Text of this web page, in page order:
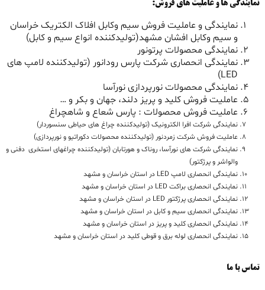
نمایندگی ها و عاملیت های فروش:
نمایندگی و عاملیت فروش سیم وکابل افلاک الکتریک خراسان
و سیم وکابل افشان مشهد(تولیدکننده انواع سیم و کابل)
نمایندگی محصولات پرتونور
نمایندگی انحصاری شرکت پارس رودانور (تولیدکننده لامپ های
LED)
نمایندگی محصولات نورپردازی نورآسا
عاملیت فروش کلید و پریز دلند، جهان و بکر و …
عاملیت فروش محصولات : پارس شعاع و شاهچراغ
نمایندگی شرکت افرا الکترونیک (تولیدکننده چراغ های حیاطی سنسوردار)
عاملیت فروش شرکت زمردنور (تولیدکننده محصولات دکوراتیو و نورپردازی)
نمایندگی شرکت های نورآسا، روناک و هورتابان (تولیدکننده چراغهای استخری دفنی و
والواشر و پرژکتور)
نمایندگی انحصاری لامپ LED در استان خراسان و مشهد
نمایندگی انحصاری براکت LED در استان خراسان و مشهد
نمایندگی انحصاری پرژکتور LED در استان خراسان و مشهد
نمایندگی انحصاری سیم و کابل در استان خراسان و مشهد
نمایندگی انحصاری کلید و پریز در استان خراسان و مشهد
نمایندگی انحصاری لوله برق و قوطی کلید در استان خراسان و مشهد
تماس با ما